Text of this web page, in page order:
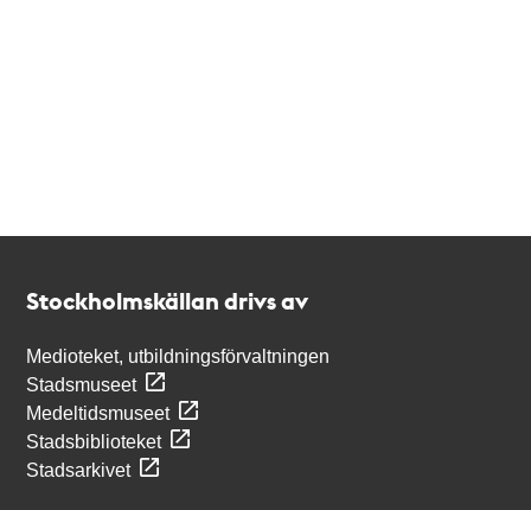
Stockholmskällan drivs av
Medioteket, utbildningsförvaltningen
Stadsmuseet
Medeltidsmuseet
Stadsbiblioteket
Stadsarkivet